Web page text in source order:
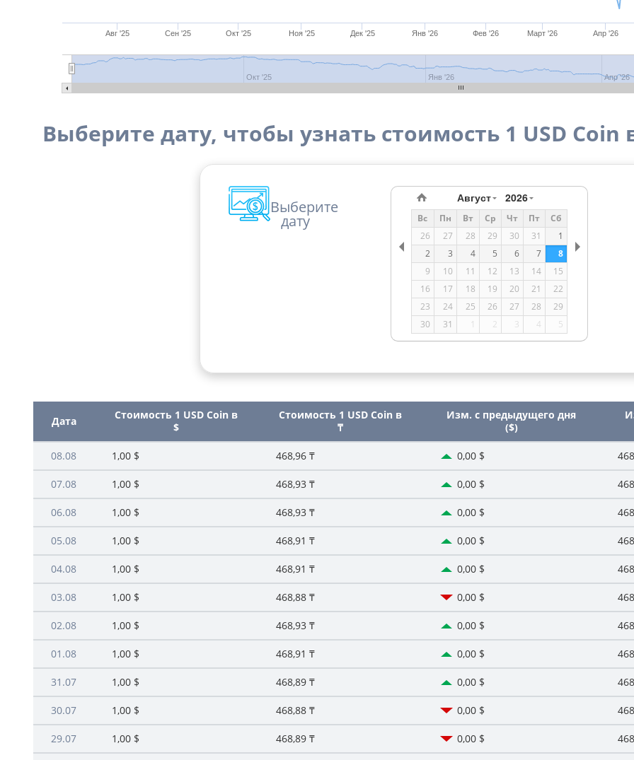
Авг '25 Сен '25 Окт '25 Ноя '25 Дек '25 Янв '26 Фев '26 Март '26 Апр '26
Окт '25 Янв '26 Апр '26
Выберите дату, чтобы узнать стоимость 1 USD Coin
Выберите
дату
Август 2026
Вс Пн Вт Ср Чт Пт
Сб
26
27 28 29 30 31
1
2
3 4 5 6 7
8
9
10 11 12 13 14
15
16
17 18 19 20 21
22
23
24 25 26 27 28
29
30
31 1 2 3 4 5
Дата
Стоимость 1 USD Coin в
$
Стоимость 1 USD Coin в
₸
Изм. с предыдущего дня
($)
08.08 1,00 $ 468,96 ₸ 0,00 $
07.08 1,00 $ 468,93 ₸ 0,00 $
06.08 1,00 $ 468,93 ₸ 0,00 $
05.08 1,00 $ 468,91 ₸ 0,00 $
04.08 1,00 $ 468,91 ₸ 0,00 $
03.08 1,00 $ 468,88 ₸ 0,00 $
02.08 1,00 $ 468,93 ₸ 0,00 $
01.08 1,00 $ 468,91 ₸ 0,00 $
31.07 1,00 $ 468,89 ₸ 0,00 $
30.07 1,00 $ 468,88 ₸ 0,00 $
29.07 1,00 $ 468,89 ₸ 0,00 $